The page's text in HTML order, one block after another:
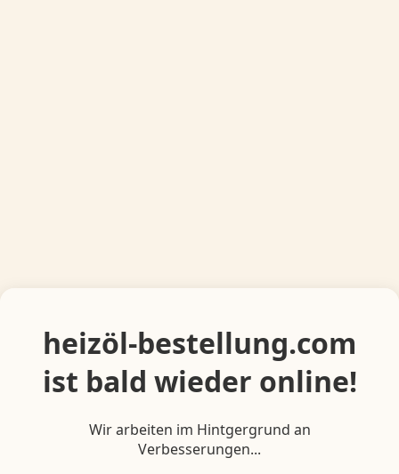
heizöl-bestellung.com
ist bald wieder online!
Wir arbeiten im Hintgergrund an
Verbesserungen...